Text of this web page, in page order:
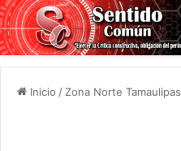
Inicio / Zona Norte Tamaulipas